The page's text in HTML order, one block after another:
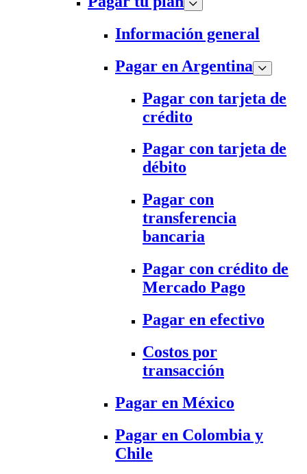
Información general
Pagar en Argentina
Pagar con tarjeta de
crédito
Pagar con tarjeta de
débito
Pagar con
transferencia
bancaria
Pagar con crédito de
Mercado Pago
Pagar en efectivo
Costos por
transacción
Pagar en México
Pagar en Colombia y
Chile